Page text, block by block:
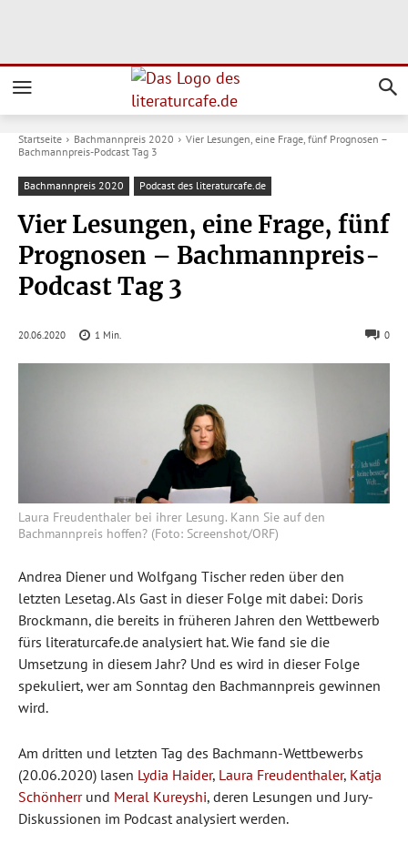
Startseite Bachmannpreis 2020
Vier Lesungen, eine Frage, fünf Prognosen –
Bachmannpreis-Podcast Tag 3
Bachmannpreis 2020 Podcast des literaturcafe.de
Vier Lesungen, eine Frage, fünf
Prognosen – Bachmannpreis-
Podcast Tag 3
20.06.2020 1 Min. 0
Laura Freudenthaler bei ihrer Lesung. Kann Sie auf den
Bachmannpreis hoffen? (Foto: Screenshot/ORF)
Andrea Diener und Wolfgang Tischer reden über den
letzten Lesetag. Als Gast in dieser Folge mit dabei: Doris
Brockmann, die bereits in früheren Jahren den Wettbewerb
fürs literaturcafe.de analysiert hat. Wie fand sie die
Umsetzung in diesem Jahr? Und es wird in dieser Folge
spekuliert, wer am Sonntag den Bachmannpreis gewinnen
wird.
Am dritten und letzten Tag des Bachmann-Wettbewerbs
(20.06.2020) lasen Lydia Haider, Laura Freudenthaler, Katja
Schönherrund Meral Kureyshi, deren Lesungen und Jury-
Diskussionen im Podcast analysiert werden.